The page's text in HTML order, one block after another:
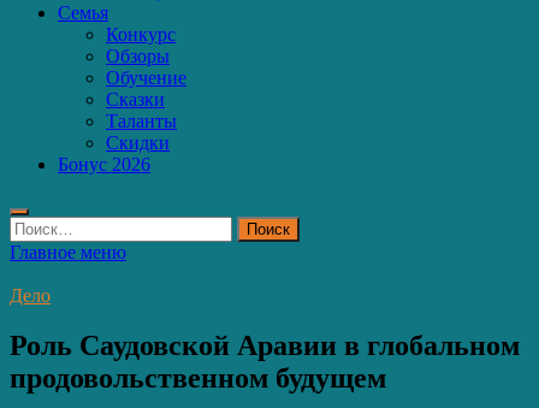
Семья
Конкурс
Обзоры
Обучение
Сказки
Таланты
Скидки
Бонус 2026
Найти:
Главное меню
Дело
Роль Саудовской Аравии в глобальном
продовольственном будущем